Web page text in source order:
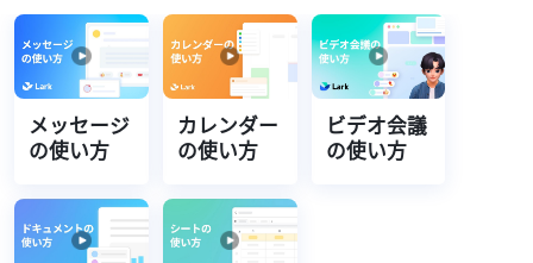
メッセージ
の使い方
カレンダー
の使い方
ビデオ会議
の使い方